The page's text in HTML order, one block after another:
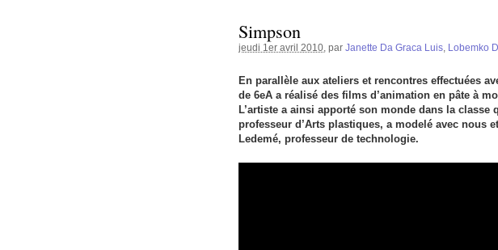
Simpson
jeudi 1er avril 2010 , par Janette Da Graca Luis Lobemko
En parallèle aux ateliers et rencontres effectuées
de 6eA a réalisé des films d’animation en pâte à
L’artiste a ainsi apporté son monde dans la classe
professeur d’Arts plastiques, a modelé avec nous
Ledemé, professeur de technologie.